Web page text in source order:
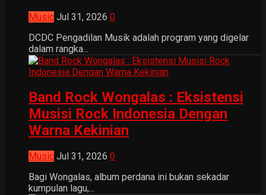
Music Jul 31, 2026 0
DCDC Pengadilan Musik adalah program yang digelar
dalam rangka...
Band Rock Wongalas : Eksistensi
Musisi Rock Indonesia Dengan
Warna Kekinian
Music Jul 31, 2026 0
Bagi Wongalas, album perdana ini bukan sekadar
kumpulan lagu,...